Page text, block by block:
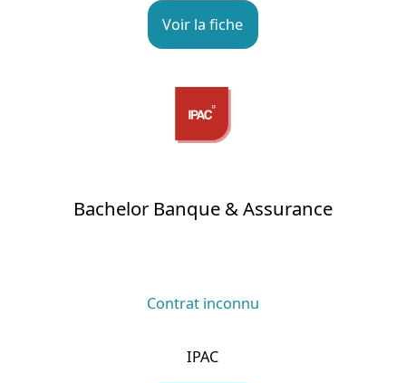
Voir la fiche
Bachelor Banque & Assurance
Contrat inconnu
IPAC